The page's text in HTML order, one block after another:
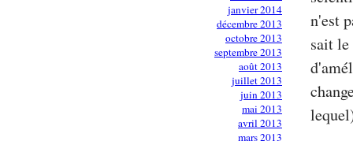
janvier 2014
décembre 2013
octobre 2013
septembre 2013
août 2013
juillet 2013
juin 2013
mai 2013
avril 2013
mars 2013
n'est
sait